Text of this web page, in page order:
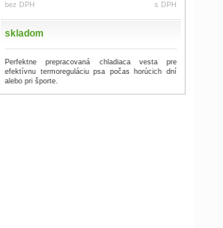
bez DPH s DPH
skladom
Perfektne prepracovaná chladiaca vesta pre
efektívnu termoreguláciu psa počas horúcich dní
alebo pri športe.